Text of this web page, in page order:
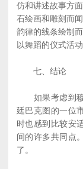
仿和讲述故事方
石绘画和雕刻而
韵律的线条绘制
以舞蹈的仪式活动
七、结论
如果考虑到穆
廷巴克图的一位
时也感到比较安
间的许多共同点
了。